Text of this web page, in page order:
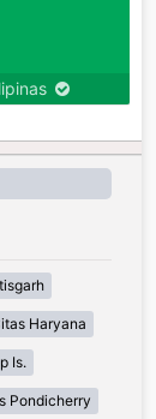
Haryana
Is.
Pondicherry